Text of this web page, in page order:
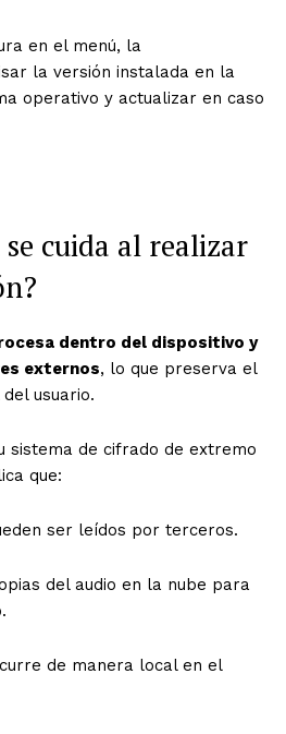
en el menú, la
la versión instalada en la
operativo y actualizar en caso
cuida al realizar
dentro del dispositivo y
externos, lo que preserva el
usuario.
sistema de cifrado de extremo
que:
ser leídos por terceros.
del audio en la nube para
de manera local en el